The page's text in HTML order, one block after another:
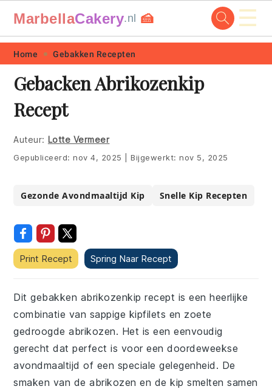
Skip
primary
navigation
Skip
main
content
Skip
primary
sidebar
Skip
footer
MarbellaCakery.nl 🍰 ☰
Home Gebakken Recepten
Gebacken Abrikozenkip
Recept
Auteur: Lotte Vermeer
Gepubliceerd:nov 4, 2025 Bijgewerkt:nov 5, 2025
Gezonde Avondmaaltijd Kip Snelle Kip Recepten
Print Recept Spring Naar Recept
Dit gebakken abrikozenkip recept is een heerlijke
combinatie van sappige kipfilets en zoete
gedroogde abrikozen. Het is een eenvoudig
gerecht dat perfect is voor een doordeweekse
avondmaaltijd of een speciale gelegenheid. De
smaken van de abrikozen en de kip smelten samen